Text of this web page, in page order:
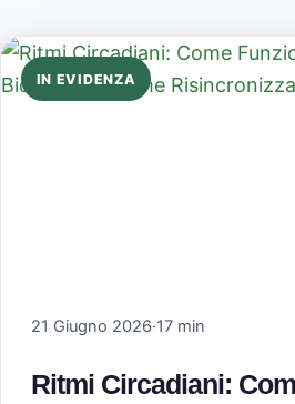
IN EVIDENZA
21 Giugno 2026·17 min
Ritmi Circadiani: